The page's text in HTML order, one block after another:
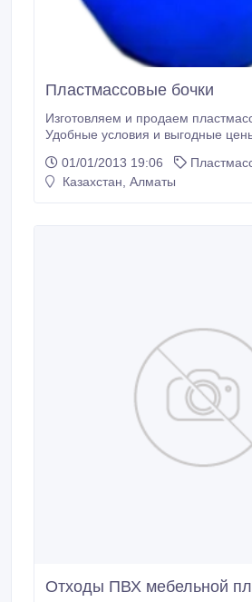
Пластмассовые бочки
Изготовляем и продаем
Удобные условия и выгодные
01/01/2013 19:06
Казахстан, Алматы
Отходы ПВХ мебельной